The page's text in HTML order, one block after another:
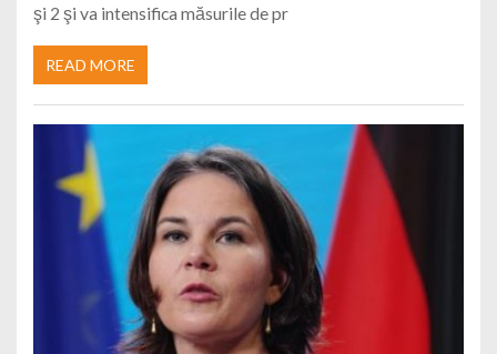
şi 2 şi va intensifica măsurile de pr
READ MORE